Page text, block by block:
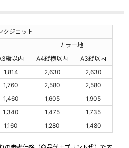
クジェット
カラー地
縦以内 A4縦横以内
A3縦以内
1,814 2,630
2,630
1,760 2,580
2,580
1,460 1,605
1,905
1,340 1,475
1,735
1,160 1,280 1,480